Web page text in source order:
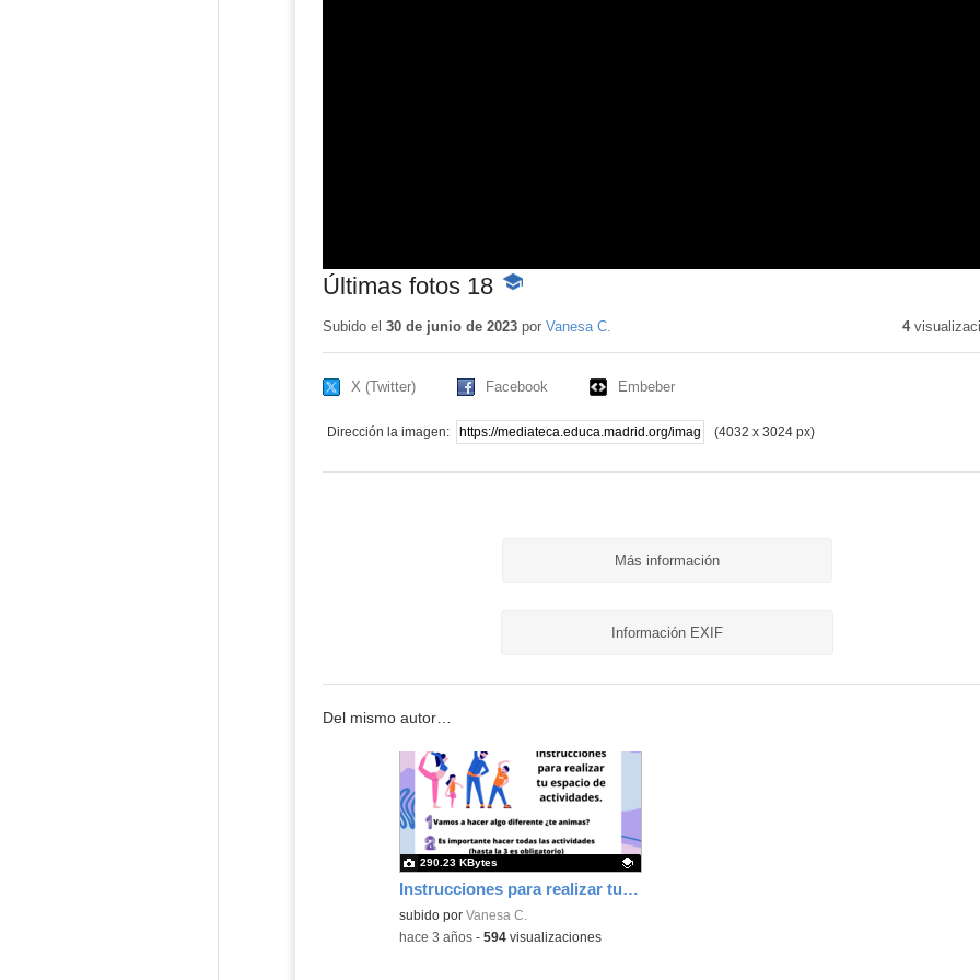
Últimas fotos 18 -
educativo
Subido el 30 de junio de 2023por Vanesa C. 4
X (Twitter) Facebook Embeber
Dirección la imagen: (4032 x 3024 px)
Más información
Información EXIF
Del mismo autor…
Instrucciones para realizar tu espacio de actividades
Contenido educativo.
subido por Vanesa C.
290.23 KBytes
-hace 3 años- 594visualizaciones